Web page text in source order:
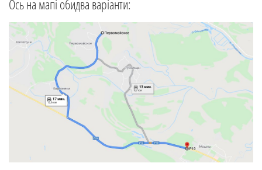
Ось на мапі обидва варіанти: